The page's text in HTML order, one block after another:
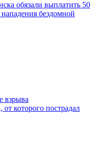
обязали выплатить 50
бездомной
взрыва
которого пострадал